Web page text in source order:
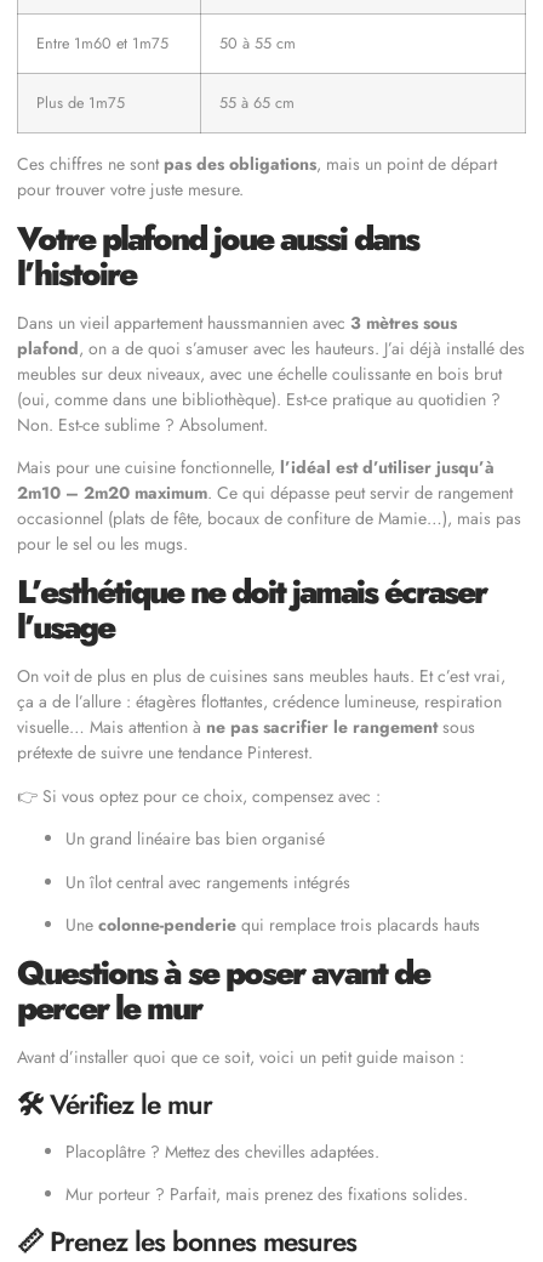
Entre 1m60 et 1m75 50 à 55 cm
Plus de 1m75 55 à 65 cm
Ces chiffres ne sont pas des obligations, mais un point de départ
pour trouver votre juste mesure.
Votre plafond joue aussi dans
l’histoire
Dans un vieil appartement haussmannien avec 3 mètres sous
plafond, on a de quoi s’amuser avec les hauteurs. J’ai déjà installé des
meubles sur deux niveaux, avec une échelle coulissante en bois brut
(oui, comme dans une bibliothèque). Est-ce pratique au quotidien ?
Non. Est-ce sublime ? Absolument.
Mais pour une cuisine fonctionnelle, l’idéal est d’utiliser jusqu’à
2m10 – 2m20 maximum. Ce qui dépasse peut servir de rangement
occasionnel (plats de fête, bocaux de confiture de Mamie…), mais pas
pour le sel ou les mugs.
L’esthétique ne doit jamais écraser
l’usage
On voit de plus en plus de cuisines sans meubles hauts. Et c’est vrai,
ça a de l’allure : étagères flottantes, crédence lumineuse, respiration
visuelle… Mais attention à ne pas sacrifier le rangementsous
prétexte de suivre une tendance Pinterest.
👉 Si vous optez pour ce choix, compensez avec :
Un grand linéaire bas bien organisé
Un îlot central avec rangements intégrés
Une colonne-penderie qui remplace trois placards hauts
Questions à se poser avant de
percer le mur
Avant d’installer quoi que ce soit, voici un petit guide maison :
🛠️ Vérifiez le mur
Placoplâtre ? Mettez des chevilles adaptées.
Mur porteur ? Parfait, mais prenez des fixations solides.
📏 Prenez les bonnes mesures